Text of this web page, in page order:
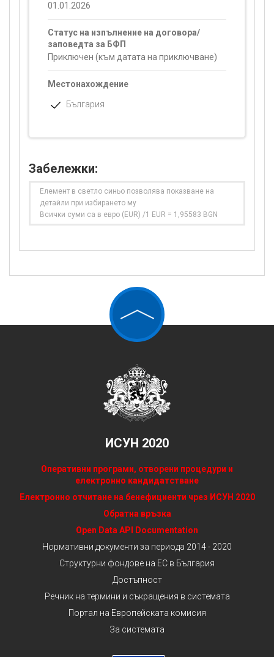
01.01.2026
Статус на изпълнение на договора/
заповедта за БФП
Приключен (към датата на приключване)
Местонахождение
България
Забележки:
Елемент в светло синьо позволява показване на
детайли при избирането му
Всички суми са в евро (EUR) /1 EUR = 1,95583 BGN
ИСУН 2020
Оперативни програми, отворени процедури и
електронно кандидатстване
Електронно отчитане на бенефициенти чрез ИСУН 2020
Обратна връзка
Open Data API Documentation
Нормативни документи за периода 2014 - 2020
Структурни фондове на ЕС в България
Достъпност
Речник на термини и съкращения в системата
Портал на Европейската комисия
За системата